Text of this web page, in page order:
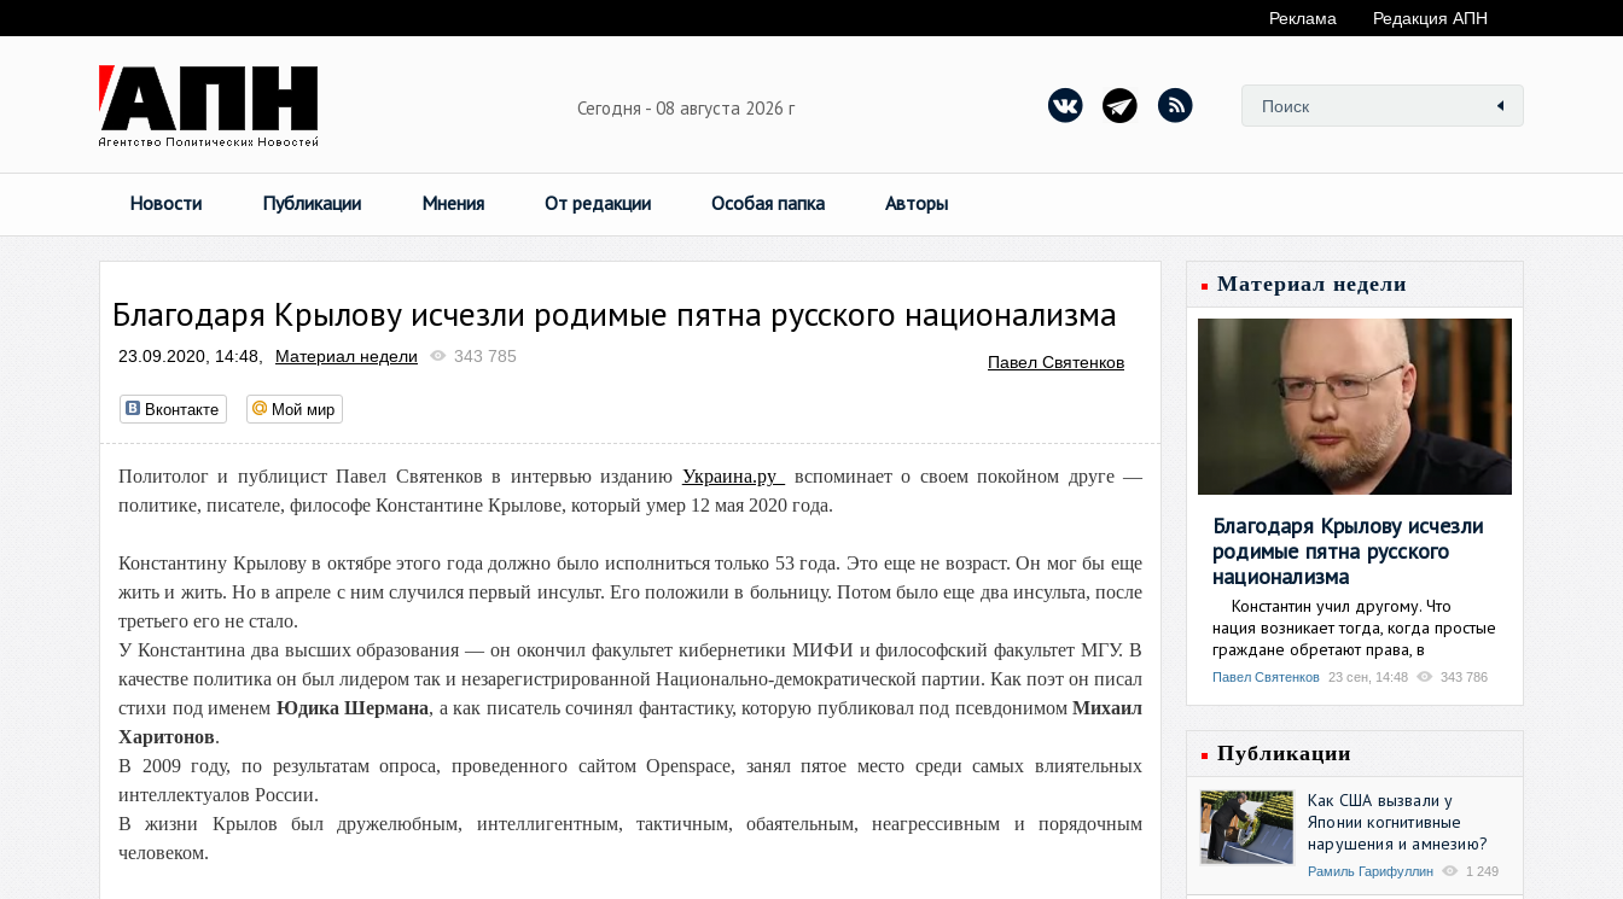
Реклама Редакция АПН
Сегодня - 08 августа 2026 г
Новости Публикации Мнения От редакции Особая папка Авторы
Благодаря Крылову исчезли родимые пятна русского национализма
23.09.2020, 14:48, Материал недели 343 785 Павел Святенков
Вконтакте Мой мир
Политолог и публицист Павел Святенков в интервью изданию Украина.ру
вспоминает о своем покойном друге —
политике, писателе, философе Константине Крылове, который умер 12 мая 2020 года.
Константину Крылову в октябре этого года должно было исполниться только 53 года. Это еще не возраст. Он мог бы еще
жить и жить. Но в апреле с ним случился первый инсульт. Его положили в больницу. Потом было еще два инсульта, после
третьего его не стало.
У Константина два высших образования — он окончил факультет кибернетики МИФИ и философский факультет МГУ. В
качестве политика он был лидером так и незарегистрированной Национально-демократической партии. Как поэт он писал
стихи под именем Юдика Шермана, а как писатель сочинял фантастику, которую публиковал под псевдонимом Михаил
Харитонов.
В 2009 году, по результатам опроса, проведенного сайтом Openspace, занял пятое место среди самых влиятельных
интеллектуалов России.
В жизни Крылов был дружелюбным, интеллигентным, тактичным, обаятельным, неагрессивным и порядочным
человеком.
Материал недели
Благодаря Крылову исчезли
родимые пятна русского
национализма
Константин учил другому. Что
нация возникает тогда, когда простые
граждане обретают права, в
Павел Святенков 23 сен, 14:48 343 786
Публикации
Как США вызвали у
Японии когнитивные
нарушения и амнезию?
Рамиль Гарифуллин 1 249